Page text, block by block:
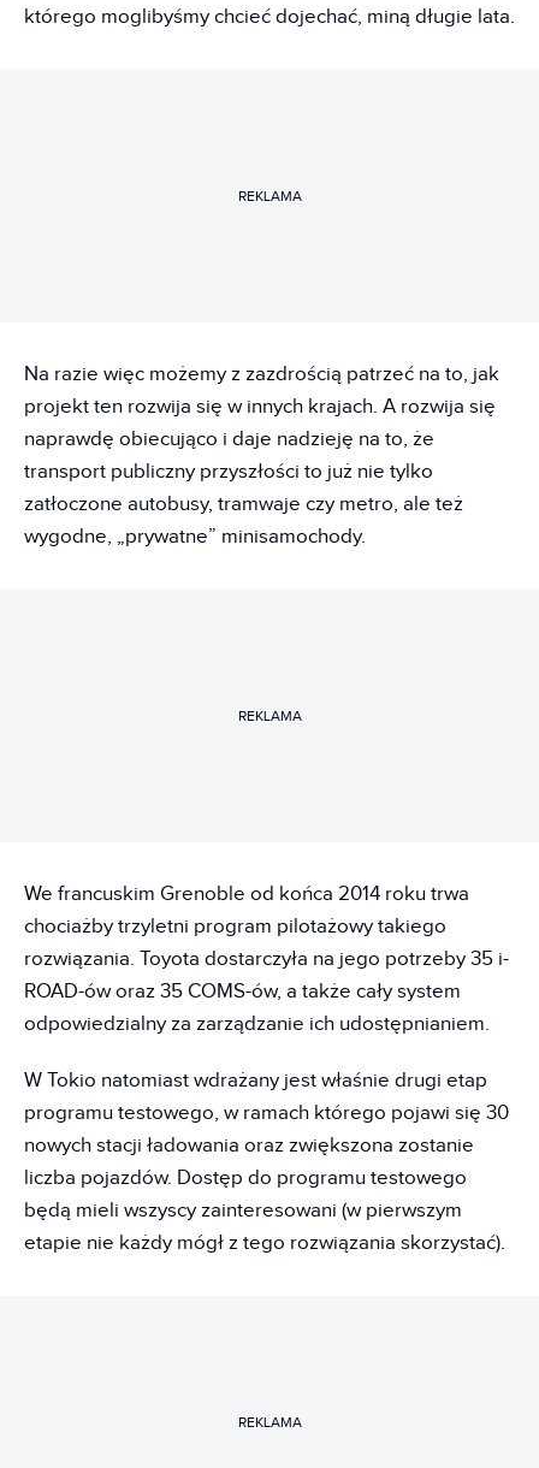
którego moglibyśmy chcieć dojechać, miną długie lata.
REKLAMA
Na razie więc możemy z zazdrością patrzeć na to, jak
projekt ten rozwija się w innych krajach. A rozwija się
naprawdę obiecująco i daje nadzieję na to, że
transport publiczny przyszłości to już nie tylko
zatłoczone autobusy, tramwaje czy metro, ale też
wygodne, „prywatne” minisamochody.
REKLAMA
We francuskim Grenoble od końca 2014 roku trwa
chociażby trzyletni program pilotażowy takiego
rozwiązania. Toyota dostarczyła na jego potrzeby 35 i-
ROAD-ów oraz 35 COMS-ów, a także cały system
odpowiedzialny za zarządzanie ich udostępnianiem.
W Tokio natomiast wdrażany jest właśnie drugi etap
programu testowego, w ramach którego pojawi się 30
nowych stacji ładowania oraz zwiększona zostanie
liczba pojazdów. Dostęp do programu testowego
będą mieli wszyscy zainteresowani (w pierwszym
etapie nie każdy mógł z tego rozwiązania skorzystać).
REKLAMA